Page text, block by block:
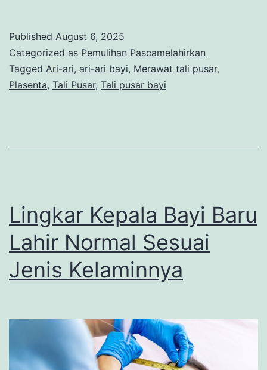
Ini
Perannya
Selama
Published August 6, 2025
Categorized as Pemulihan Pascamelahirkan
Tagged Ari-ari, ari-ari bayi, Merawat tali pusar,
Plasenta, Tali Pusar, Tali pusar bayi
Lingkar Kepala Bayi Baru
Lahir Normal Sesuai
Jenis Kelaminnya